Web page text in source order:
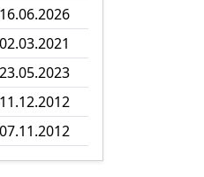
16.06.2026
02.03.2021
23.05.2023
11.12.2012
07.11.2012